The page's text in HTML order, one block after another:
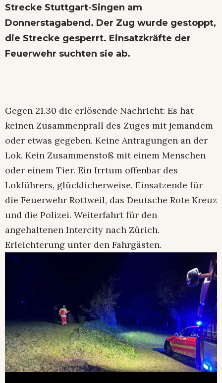
Strecke Stuttgart-Singen am
Donnerstagabend. Der Zug wurde gestoppt,
die Strecke gesperrt. Einsatzkräfte der
Feuerwehr suchten sie ab.
Gegen 21.30 die erlösende Nachricht: Es hat
keinen Zusammenprall des Zuges mit jemandem
oder etwas gegeben. Keine Antragungen an der
Lok. Kein Zusammenstoß mit einem Menschen
oder einem Tier. Ein Irrtum offenbar des
Lokführers, glücklicherweise. Einsatzende für
die Feuerwehr Rottweil, das Deutsche Rote Kreuz
und die Polizei. Weiterfahrt für den
angehaltenen Intercity nach Zürich.
Erleichterung unter den Fahrgästen.